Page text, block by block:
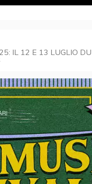
IL 12 E 13 LUGLIO